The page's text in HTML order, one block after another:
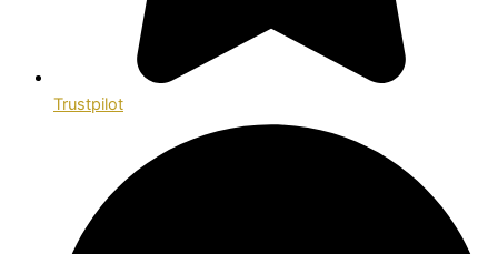
Trustpilot